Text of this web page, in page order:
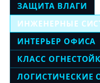
ЗАЩИТА ВЛАГИ
ИНЖЕНЕРНЫЕ
ИНТЕРЬЕР ОФИСА
КЛАСС
ЛОГИСТИЧЕСКИЕ